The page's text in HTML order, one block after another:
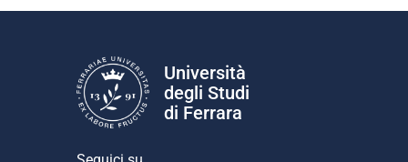
Università
degli Studi
di Ferrara